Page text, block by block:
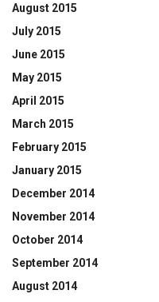
August 2015
July 2015
June 2015
May 2015
April 2015
March 2015
February 2015
January 2015
December 2014
November 2014
October 2014
September 2014
August 2014